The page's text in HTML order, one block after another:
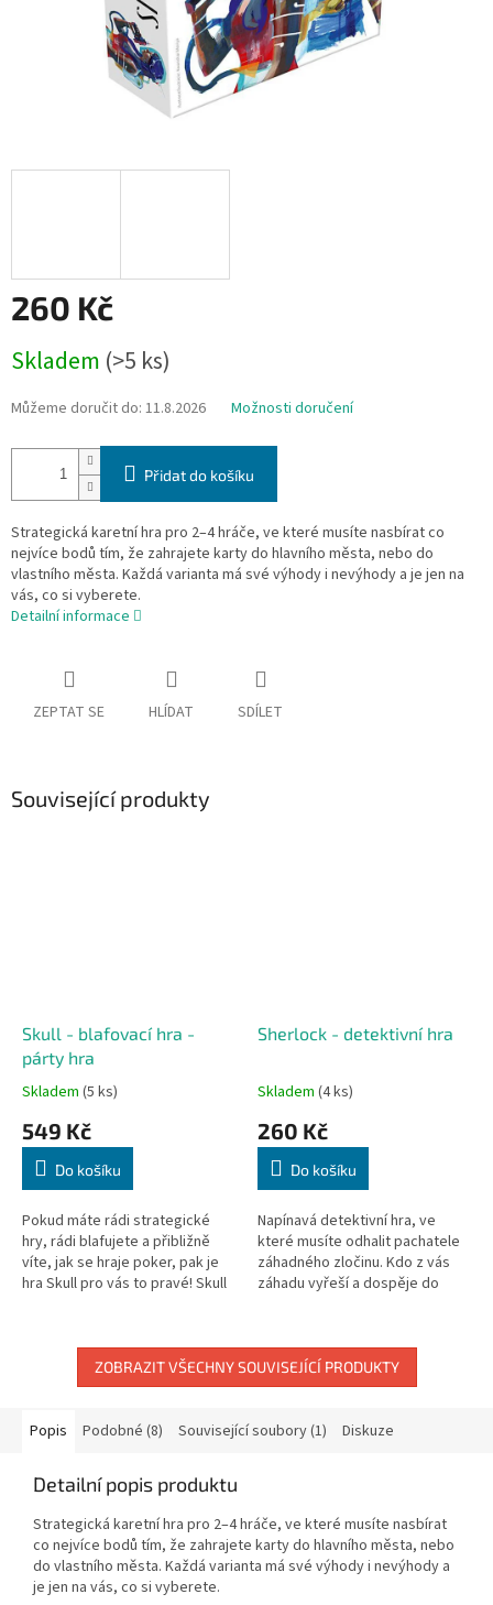
260 Kč
cena:
Skladem (>5 ks)
Můžeme doručit do: 11.8.2026 Možnosti doručení
Přidat do košíku
Strategická karetní hra pro 2–4 hráče, ve které musíte nasbírat co
nejvíce bodů tím, že zahrajete karty do hlavního města, nebo do
vlastního města. Každá varianta má své výhody i nevýhody a je jen na
vás, co si vyberete.
Detailní informace
ZEPTAT SE HLÍDAT SDÍLET
Související produkty
Skull - blafovací hra -
párty hra
Skladem (5 ks)
549 Kč
Do košíku
Pokud máte rádi strategické
hry, rádi blafujete a přibližně
víte, jak se hraje poker, pak je
hra Skull pro vás to pravé! Skull
Sherlock - detektivní hra
Skladem (4 ks)
260 Kč
Do košíku
Napínavá detektivní hra, ve
které musíte odhalit pachatele
záhadného zločinu. Kdo z vás
záhadu vyřeší a dospěje do
ZOBRAZIT VŠECHNY SOUVISEJÍCÍ PRODUKTY
Popis Podobné (8) Související soubory (1) Diskuze
Detailní popis produktu
Strategická karetní hra pro 2–4 hráče, ve které musíte nasbírat
co nejvíce bodů tím, že zahrajete karty do hlavního města, nebo
do vlastního města. Každá varianta má své výhody i nevýhody a
je jen na vás, co si vyberete.